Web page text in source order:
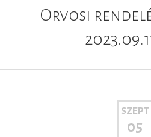
Orvosi
SZEPT
05